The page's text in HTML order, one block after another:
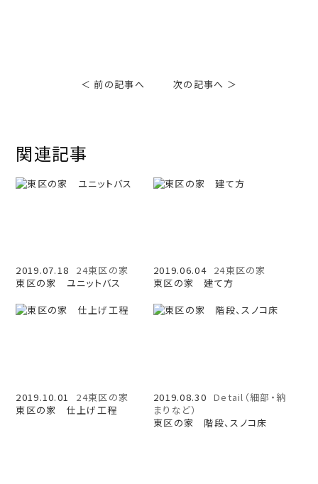
＜ 前の記事へ 次の記事へ ＞
関連記事
2019.07.18
24東区の家
東区の家 ユニットバス
2019.06.04 24東区の家
東区の家 建て方
2019.10.01
24東区の家
東区の家 仕上げ工程
2019.08.30 Detail（細部・納
まりなど）
東区の家 階段、スノコ床